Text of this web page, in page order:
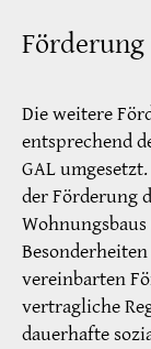
Die weitere
entsprechend
GAL
der Förderung
vereinbarten
vertragliche
dauerhafte